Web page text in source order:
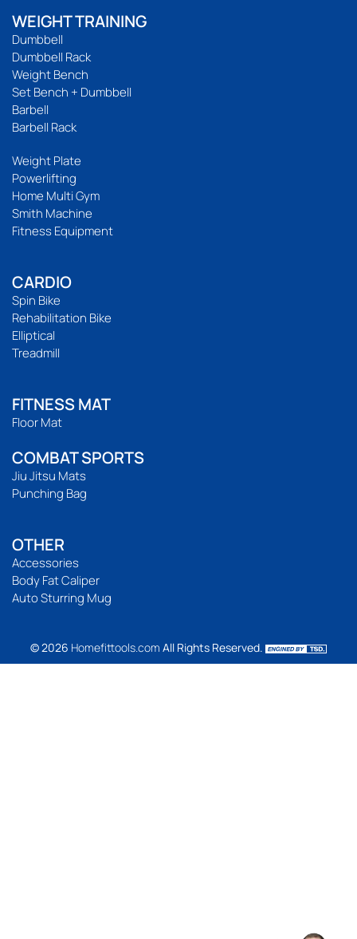
WEIGHT TRAINING
Dumbbell
Dumbbell Rack
Weight Bench
Set Bench + Dumbbell
Barbell
Barbell Rack
Weight Plate
Powerlifting
Home Multi Gym
Smith Machine
Fitness Equipment
CARDIO
Spin Bike
Rehabilitation Bike
Elliptical
Treadmill
FITNESS MAT
Floor Mat
COMBAT SPORTS
Jiu Jitsu Mats
Punching Bag
OTHER
Accessories
Body Fat Caliper
Auto Sturring Mug
© 2026 Homefittools.com All Rights Reserved.